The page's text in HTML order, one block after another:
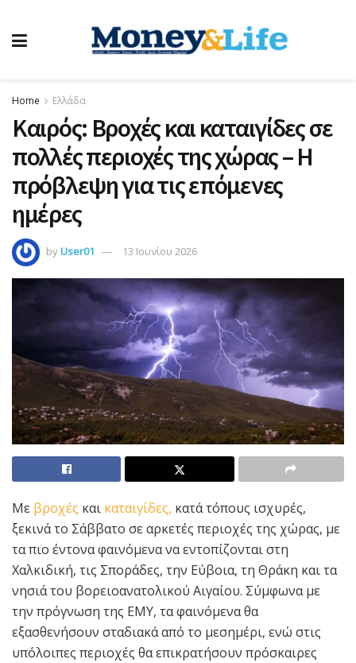
Home Ελλάδα
Καιρός: Βροχές και καταιγίδες σε
πολλές περιοχές της χώρας – Η
πρόβλεψη για τις επόμενες
ημέρες
byUser01 13 Ιουνίου 2026
Με βροχές και καταιγίδες, κατά τόπους ισχυρές,
ξεκινά το Σάββατο σε αρκετές περιοχές της χώρας, με
τα πιο έντονα φαινόμενα να εντοπίζονται στη
Χαλκιδική, τις Σποράδες, την Εύβοια, τη Θράκη και τα
νησιά του βορειοανατολικού Αιγαίου. Σύμφωνα με
την πρόγνωση της ΕΜΥ, τα φαινόμενα θα
εξασθενήσουν σταδιακά από το μεσημέρι, ενώ στις
υπόλοιπες περιοχές θα επικρατήσουν πρόσκαιρες